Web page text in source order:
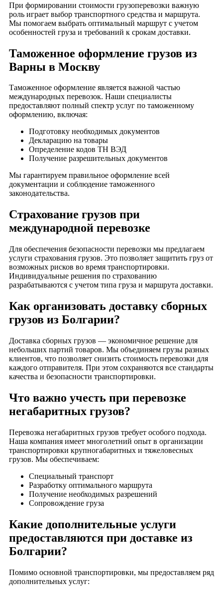
При формировании стоимости грузоперевозки важную
роль играет выбор транспортного средства и маршрута.
Мы помогаем выбрать оптимальный маршрут с учетом
особенностей груза и требований к срокам доставки.
Таможенное оформление грузов из
Варны в Москву
Таможенное оформление является важной частью
международных перевозок. Наши специалисты
предоставляют полный спектр услуг по таможенному
оформлению, включая:
Подготовку необходимых документов
Декларацию на товары
Определение кодов ТН ВЭД
Получение разрешительных документов
Мы гарантируем правильное оформление всей
документации и соблюдение таможенного
законодательства.
Страхование грузов при
международной перевозке
Для обеспечения безопасности перевозки мы предлагаем
услуги страхования грузов. Это позволяет защитить груз от
возможных рисков во время транспортировки.
Индивидуальные решения по страхованию
разрабатываются с учетом типа груза и маршрута доставки.
Как организовать доставку сборных
грузов из Болгарии?
Доставка сборных грузов — экономичное решение для
небольших партий товаров. Мы объединяем грузы разных
клиентов, что позволяет снизить стоимость перевозки для
каждого отправителя. При этом сохраняются все стандарты
качества и безопасности транспортировки.
Что важно учесть при перевозке
негабаритных грузов?
Перевозка негабаритных грузов требует особого подхода.
Наша компания имеет многолетний опыт в организации
транспортировки крупногабаритных и тяжеловесных
грузов. Мы обеспечиваем:
Специальный транспорт
Разработку оптимального маршрута
Получение необходимых разрешений
Сопровождение груза
Какие дополнительные услуги
предоставляются при доставке из
Болгарии?
Помимо основной транспортировки, мы предоставляем ряд
дополнительных услуг: